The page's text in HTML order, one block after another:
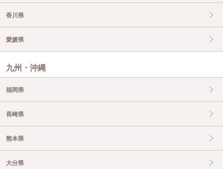
香川県
愛媛県
九州・沖縄
福岡県
長崎県
熊本県
大分県